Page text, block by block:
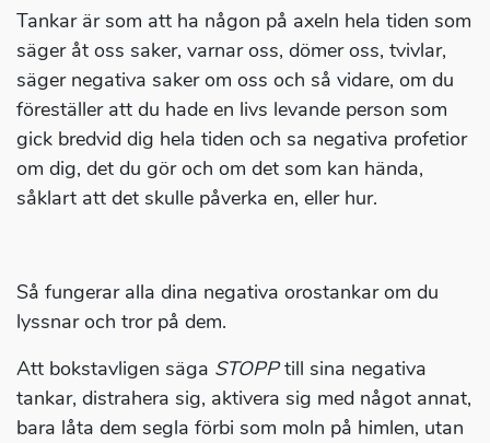
Tankar är som att ha någon på axeln hela tiden som
säger åt oss saker, varnar oss, dömer oss, tvivlar,
säger negativa saker om oss och så vidare, om du
föreställer att du hade en livs levande person som
gick bredvid dig hela tiden och sa negativa profetior
om dig, det du gör och om det som kan hända,
såklart att det skulle påverka en, eller hur.
Så fungerar alla dina negativa orostankar om du
lyssnar och tror på dem.
Att bokstavligen säga STOPPtill sina negativa
tankar, distrahera sig, aktivera sig med något annat,
bara låta dem segla förbi som moln på himlen, utan